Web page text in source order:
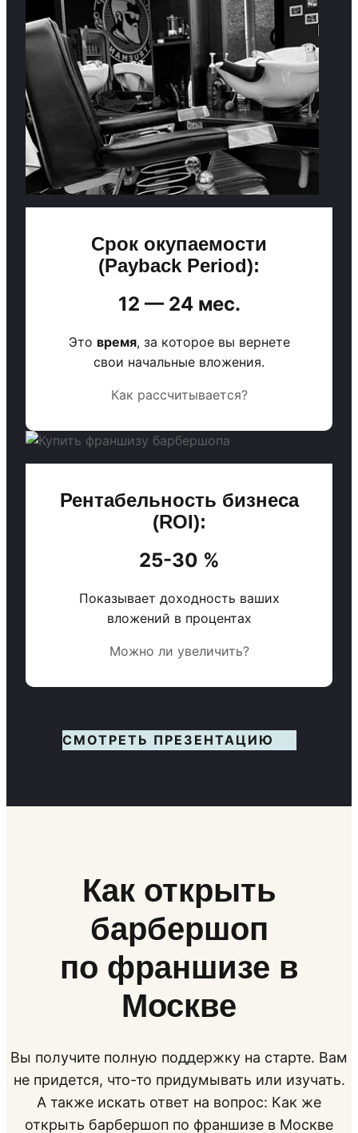
Срок окупаемости
(Payback Period):
12 — 24 мес.
Это время, за которое вы вернете
свои начальные вложения.
Как рассчитывается?
Рентабельность бизнеса
(ROI):
25-30 %
Показывает доходность ваших
вложений в процентах
Можно ли увеличить?
СМОТРЕТЬ ПРЕЗЕНТАЦИЮ
Как открыть
барбершоп
по франшизе в
Москве
Вы получите полную поддержку на старте. Вам
не придется, что-то придумывать или изучать.
А также искать ответ на вопрос: Как же
открыть барбершоп по франшизе в Москве